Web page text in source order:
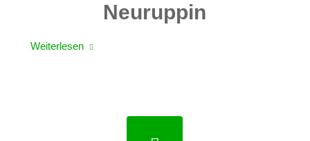
Neuruppin
Weiterlesen